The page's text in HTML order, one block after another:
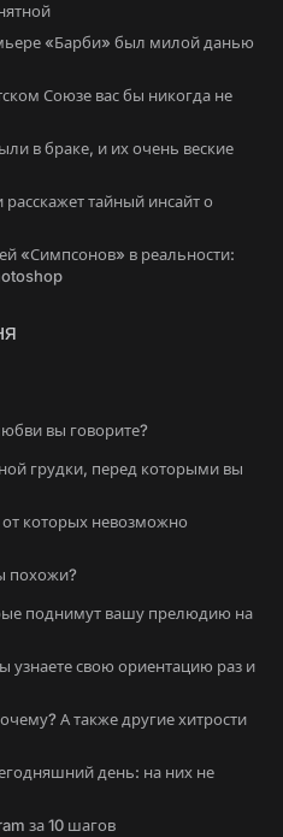
«Барби» был милой данью
Союзе вас бы никогда не
в браке, и их очень веские
тайный инсайт о
«Симпсонов» в реальности:
вы говорите?
грудки, перед которыми вы
которых невозможно
похожи?
поднимут вашу прелюдию на
узнаете свою ориентацию раз и
А также другие хитрости
день: на них не
за 10 шагов